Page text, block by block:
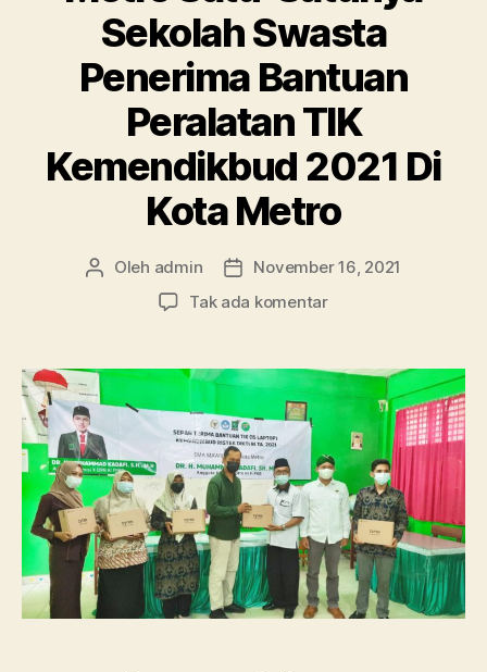
Sekolah Swasta
Penerima Bantuan
Peralatan TIK
Kemendikbud 2021 Di
Kota Metro
Penulis
Oleh admin
Tanggal
artikel
November 16, 2021
Tak ada komentarpada
Ma’arif
1
Metro
Satu-
Satunya
Sekolah
Swasta
Penerima
Bantuan
Peralatan
TIK